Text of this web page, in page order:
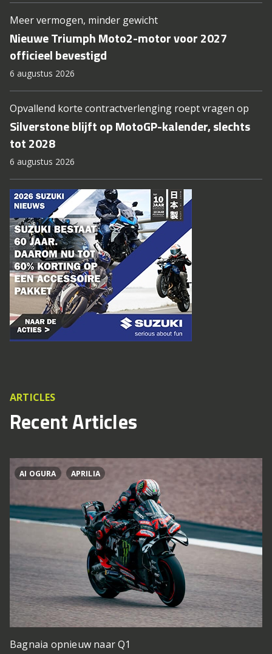
Meer vermogen, minder gewicht
Nieuwe Triumph Moto2-motor voor 2027
officieel bevestigd
6 augustus 2026
Opvallend korte contractverlenging roept vragen op
Silverstone blijft op MotoGP-kalender, slechts
tot 2028
6 augustus 2026
ARTICLES
Recent Articles
AI OGURA APRILIA
Bagnaia opnieuw naar Q1